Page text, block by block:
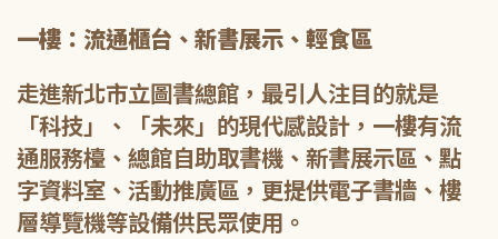
一樓：流通櫃台、新書展示、輕食區
走進新北市立圖書總館，最引人注目的就是
「科技」、「未來」的現代感設計，一樓有流
通服務檯、總館自助取書機、新書展示區、點
字資料室、活動推廣區，更提供電子書牆、樓
層導覽機等設備供民眾使用。